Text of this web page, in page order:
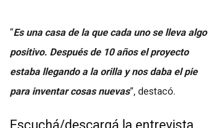
“Es una casa de la que cada uno se lleva algo
positivo. Después de 10 años el proyecto
estaba llegando a la orilla y nos daba el pie
para inventar cosas nuevas”, destacó.